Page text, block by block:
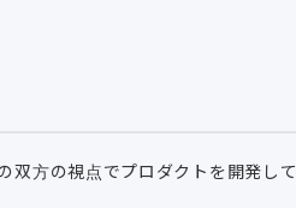
方の視点でプロダクトを開発して